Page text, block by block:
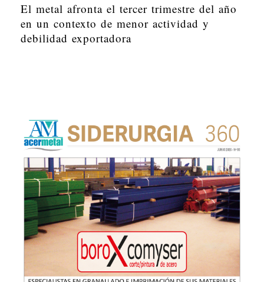
El metal afronta el tercer trimestre del año
en un contexto de menor actividad y
debilidad exportadora